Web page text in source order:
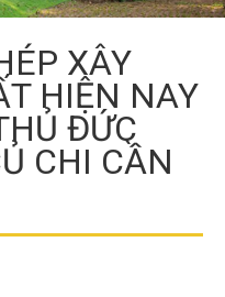
XÂY
HIỆN NAY
ĐỨC
CHI CẦN